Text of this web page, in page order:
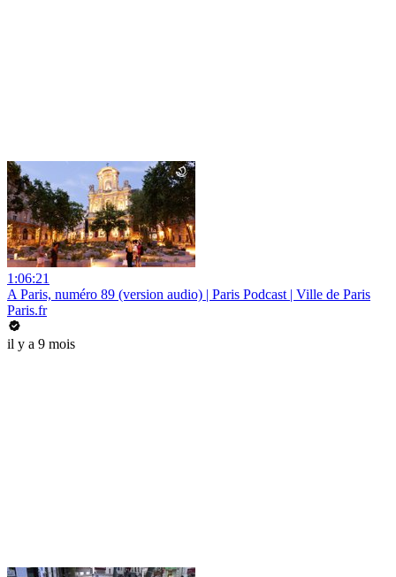
1:06:21
A Paris, numéro 89 (version audio) | Paris Podcast | Ville de Paris
Paris.fr
il y a 9 mois